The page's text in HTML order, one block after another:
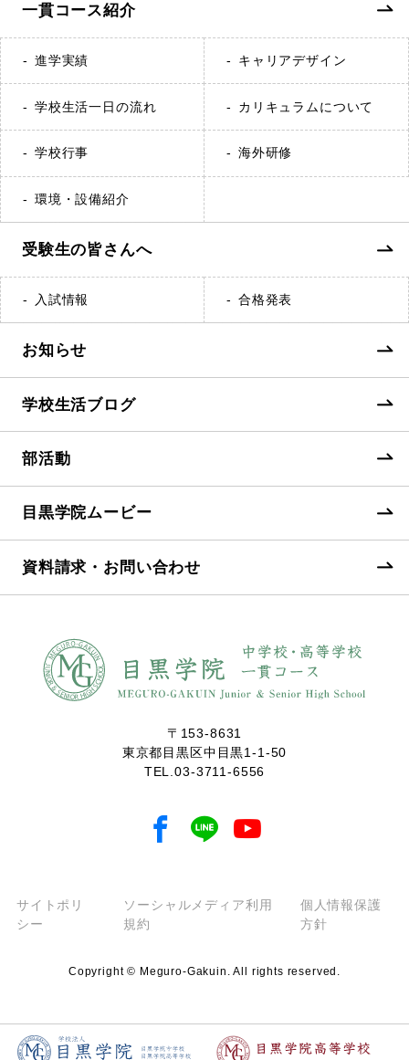
一貫コース紹介
進学実績 キャリアデザイン
学校生活一日の流れ カリキュラムについて
学校行事 海外研修
環境・設備紹介
受験生の皆さんへ
入試情報 合格発表
お知らせ
学校生活ブログ
部活動
目黒学院ムービー
資料請求・お問い合わせ
〒153-8631
東京都目黒区中目黒1-1-50
TEL.03-3711-6556
サイトポリ
シー
ソーシャルメディア利用
規約
個人情報保護
方針
Copyright © Meguro-Gakuin. All rights reserved.